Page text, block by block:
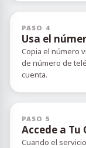
PASO 4
Usa el
Copia el número
de número de
cuenta.
PASO 5
Accede a
Cuando el